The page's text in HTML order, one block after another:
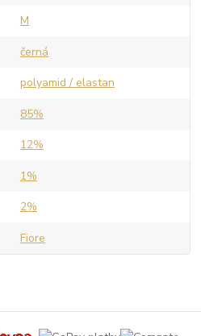
M
černá
polyamid / elastan
85%
12%
1%
2%
Fiore